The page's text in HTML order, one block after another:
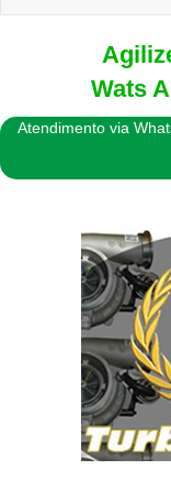
Wats
Atendimento via